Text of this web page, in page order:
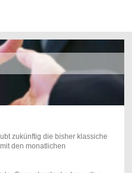
zukünftig die bisher klassiche
den monatlichen